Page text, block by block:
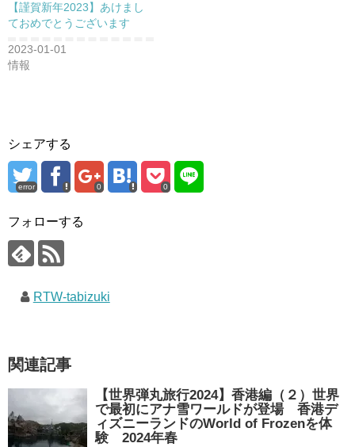
【謹賀新年2023】あけまし
ておめでとうございます
2023-01-01
情報
シェアする
error 0 0
フォローする
RTW-tabizuki
関連記事
【世界弾丸旅行2024】香港編（２）世界
で最初にアナ雪ワールドが登場 香港デ
ィズニーランドのWorld of Frozenを体
験 2024年春